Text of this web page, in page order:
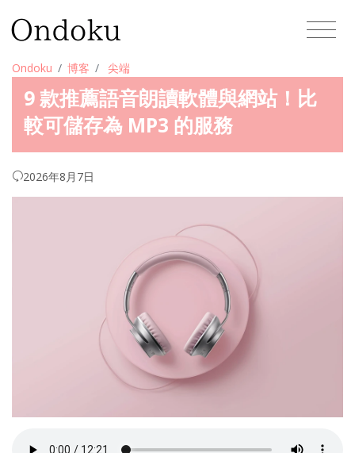
Ondoku 博客 尖端
9 款推薦語音朗讀軟體與網站！比
較可儲存為 MP3 的服務
2026年8月7日